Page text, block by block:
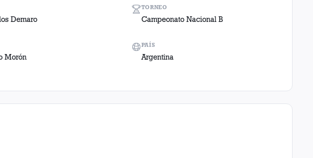
Demaro
TORNEO
Campeonato Nacional B
Morón
PAÍS
Argentina